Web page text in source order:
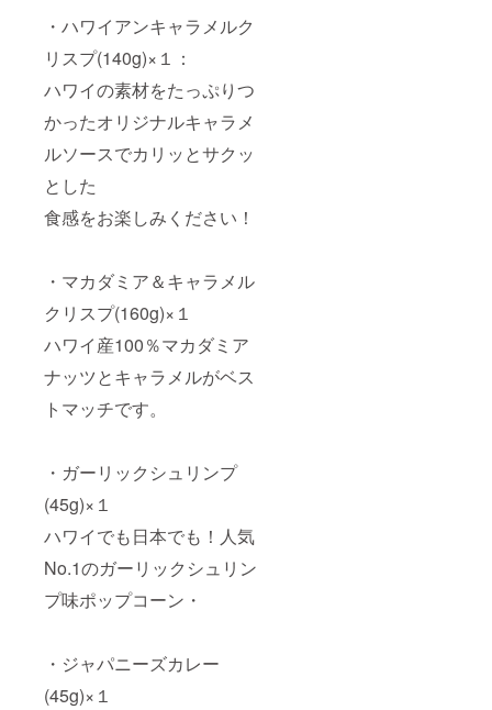
・ハワイアンキャラメルク
リスプ(140g)×１：
ハワイの素材をたっぷりつ
かったオリジナルキャラメ
ルソースでカリッとサクッ
とした
食感をお楽しみください！
・マカダミア＆キャラメル
クリスプ(160g)×１
ハワイ産100％マカダミア
ナッツとキャラメルがベス
トマッチです。
・ガーリックシュリンプ
(45g)×１
ハワイでも日本でも！人気
No.1のガーリックシュリン
プ味ポップコーン・
・ジャパニーズカレー
(45g)×１